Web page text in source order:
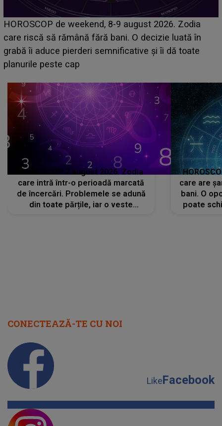
Emanuel a ținut ACEST DETALIU ASCUNS până
acum! În fața Alexandrei, concurentul din Casa Iubirii
face o MĂRTURISIRE NEAȘTEPTATĂ despre mama
sa: "I-am spus și ei în față, eu nu te iubesc pentru
HOROSCOP 7 august 2026. Zodia
care intră într-o perioadă marcată
de încercări. Problemele se adună
din toate părțile, iar o veste
care are
bani. O
poate
CONECTEAZĂ-TE CU NOI
LikeFacebook